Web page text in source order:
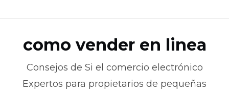
como vender en linea
Consejos de Si el comercio electrónico
Expertos para propietarios de pequeñas